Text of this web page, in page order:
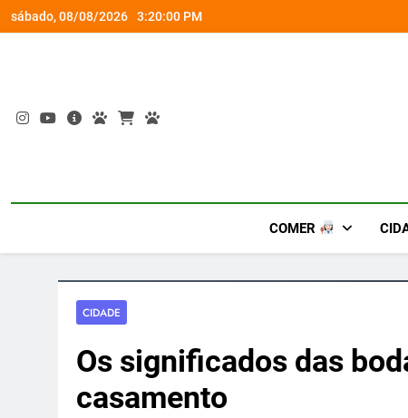
Skip
to
sábado, 08/08/2026 3:20:01 PM
ao diabetes
COMER
CIDADE
Os significados das
casamento